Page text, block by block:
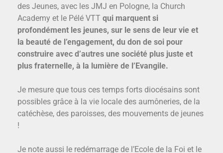
des Jeunes, avec les JMJ en Pologne, la Church
Academy et le Pélé VTT qui marquent si
profondément les jeunes, sur le sens de leur vie et
la beauté de l’engagement, du don de soi pour
construire avec d’autres une société plus juste et
plus fraternelle, à la lumière de l’Evangile.
Je mesure que tous ces temps forts diocésains sont
possibles grâce à la vie locale des aumôneries, de la
catéchèse, des paroisses, des mouvements de jeunes
!
Je note aussi le redémarrage de l’Ecole de la Foi et le